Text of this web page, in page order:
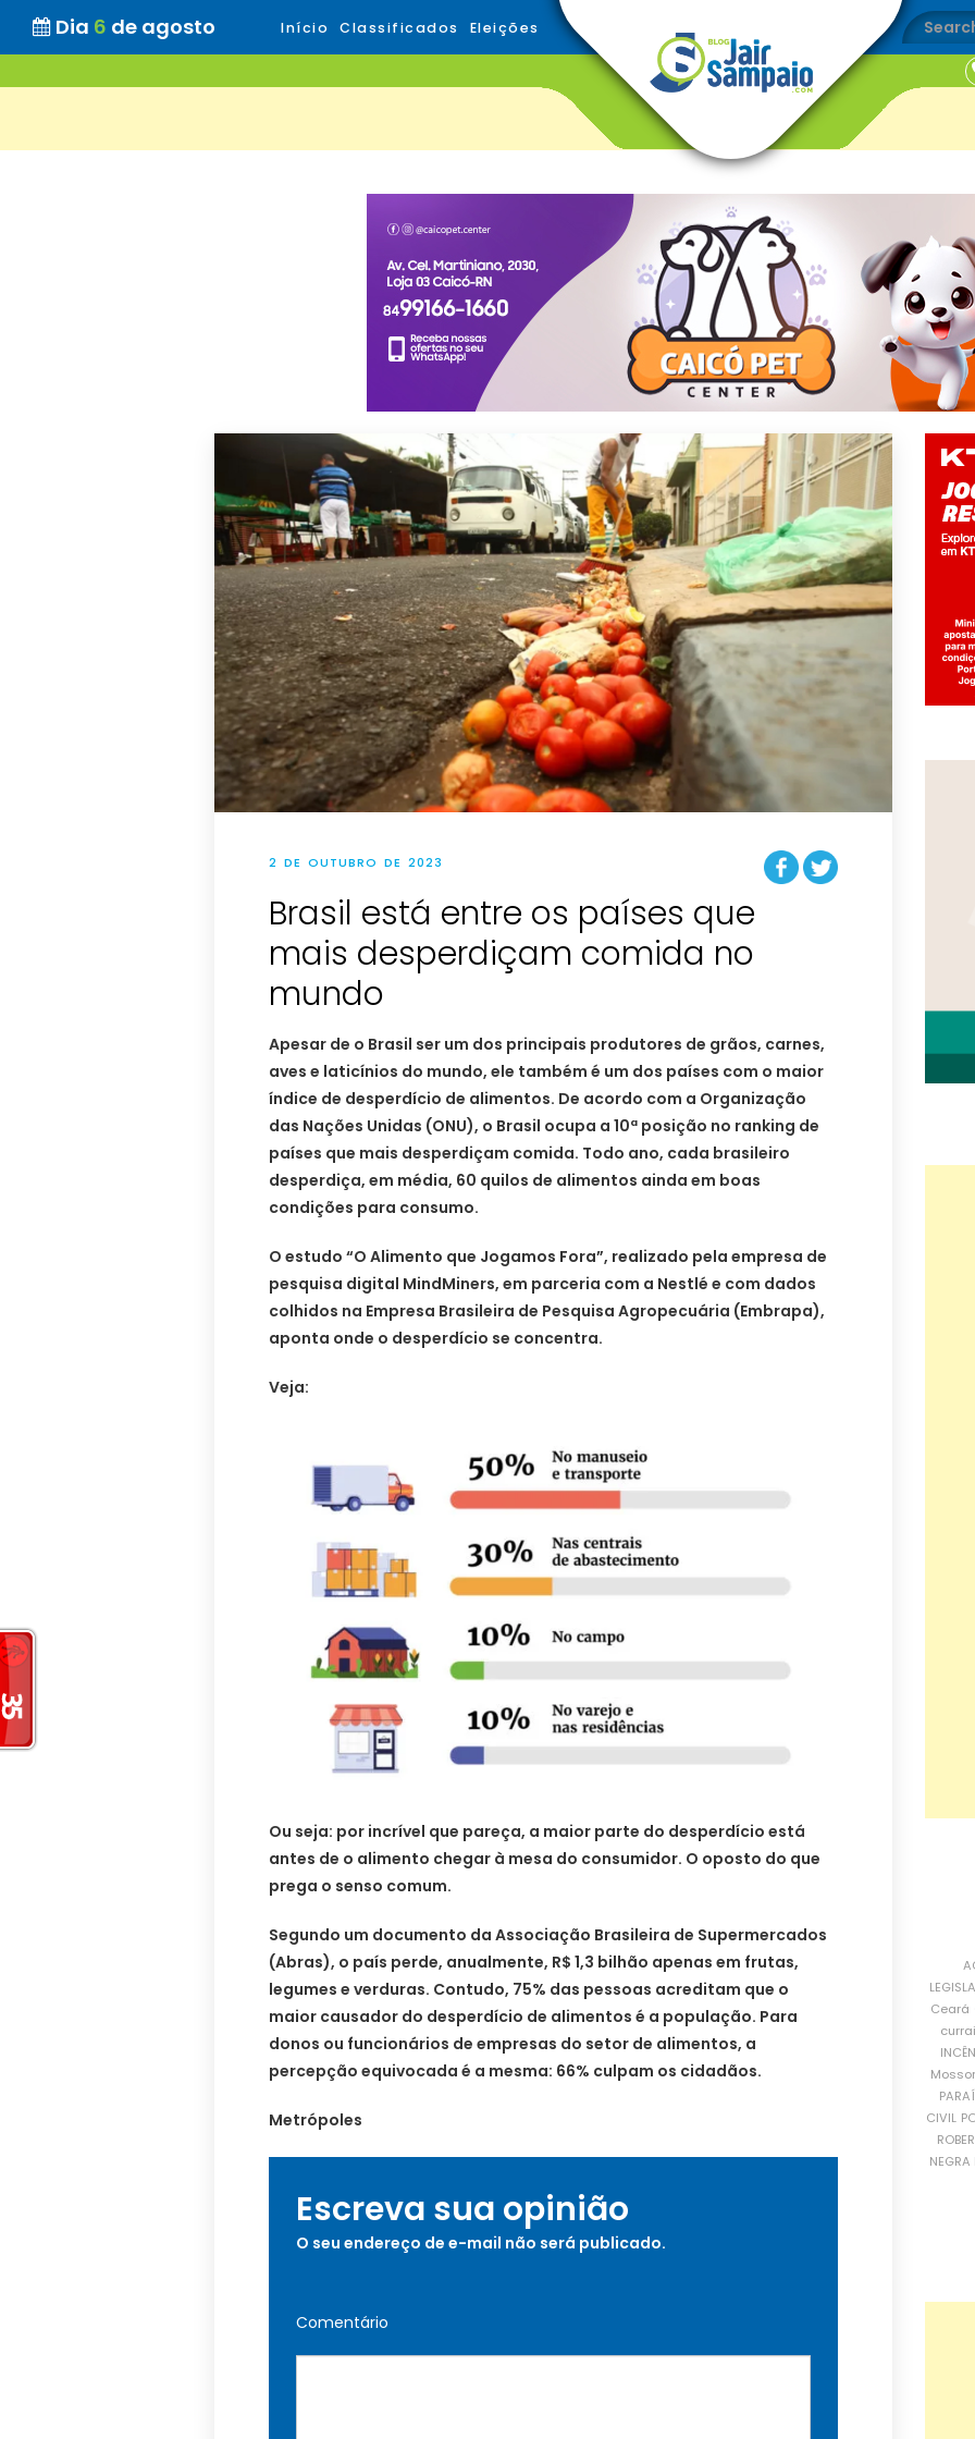
Dia 6 de agosto Início Classificados Eleições
2 DE OUTUBRO DE 2023
Brasil está entre os países que
mais desperdiçam comida no
mundo
Apesar de o Brasil ser um dos principais produtores de grãos, carnes,
aves e laticínios do mundo, ele também é um dos países com o maior
índice de desperdício de alimentos. De acordo com a Organização
das Nações Unidas (ONU), o Brasil ocupa a 10ª posição no ranking de
países que mais desperdiçam comida. Todo ano, cada brasileiro
desperdiça, em média, 60 quilos de alimentos ainda em boas
condições para consumo.
O estudo “O Alimento que Jogamos Fora”, realizado pela empresa de
pesquisa digital MindMiners, em parceria com a Nestlé e com dados
colhidos na Empresa Brasileira de Pesquisa Agropecuária (Embrapa),
aponta onde o desperdício se concentra.
Veja:
Ou seja: por incrível que pareça, a maior parte do desperdício está
antes de o alimento chegar à mesa do consumidor. O oposto do que
prega o senso comum.
Segundo um documento da Associação Brasileira de Supermercados
(Abras), o país perde, anualmente, R$ 1,3 bilhão apenas em frutas,
legumes e verduras. Contudo, 75% das pessoas acreditam que o
maior causador do desperdício de alimentos é a população. Para
donos ou funcionários de empresas do setor de alimentos, a
percepção equivocada é a mesma: 66% culpam os cidadãos.
Metrópoles
Escreva sua opinião
O seu endereço de e-mail não será publicado.
Comentário
Ceará
CIVIL
NEGRA